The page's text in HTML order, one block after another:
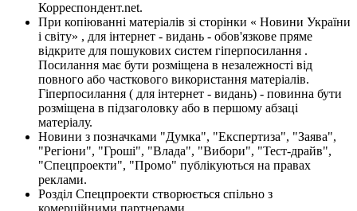
Корреспондент.net.
При копіюванні матеріалів зі сторінки « Новини України
і світу» , для інтернет - видань - обов'язкове пряме
відкрите для пошукових систем гіперпосилання .
Посилання має бути розміщена в незалежності від
повного або часткового використання матеріалів.
Гіперпосилання ( для інтернет - видань) - повинна бути
розміщена в підзаголовку або в першому абзаці
матеріалу.
Новини з позначками "Думка", "Експертиза", "Заява",
"Регіони", "Гроші", "Влада", "Вибори", "Тест-драйв",
"Спецпроекти", "Промо" публікуються на правах
реклами.
Розділ Спецпроекти створюється спільно з
комерційними партнерами.